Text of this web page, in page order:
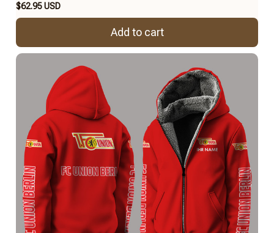
$62.95 USD
Add to cart